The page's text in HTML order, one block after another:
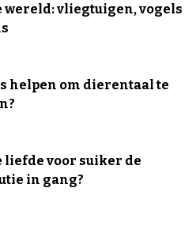
wereld: vliegtuigen, vogels
helpen om dierentaal te
liefde voor suiker de
in gang?